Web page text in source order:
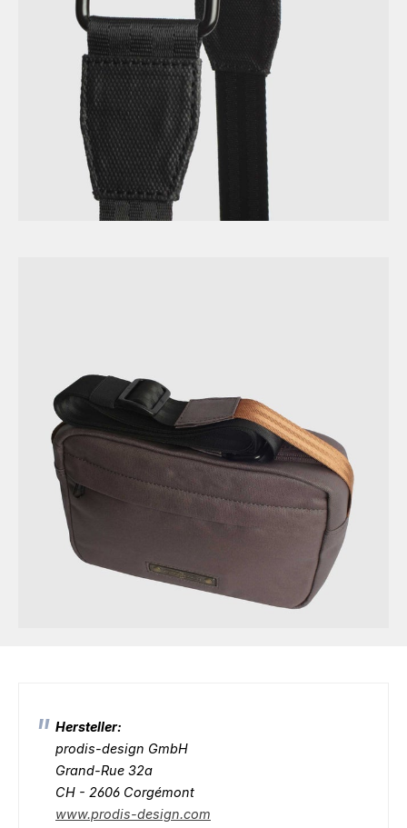
Hersteller:
prodis-design GmbH
Grand-Rue 32a
CH - 2606 Corgémont
www.prodis-design.com